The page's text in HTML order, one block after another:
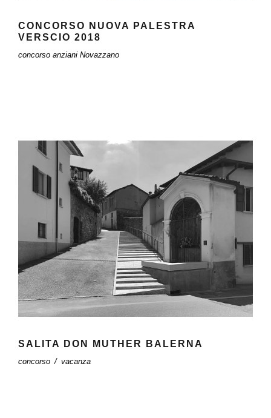
CONCORSO NUOVA PALESTRA
VERSCIO 2018
concorso anziani Novazzano
SALITA DON MUTHER BALERNA
SALITA DON MUTHER BALERNA
concorso / vacanza